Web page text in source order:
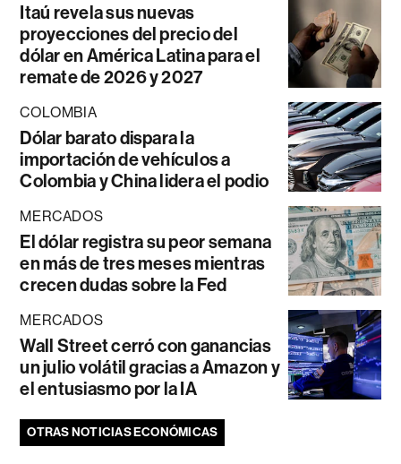
Itaú revela sus nuevas
proyecciones del precio del
dólar en América Latina para el
remate de 2026 y 2027
COLOMBIA
Dólar barato dispara la
importación de vehículos a
Colombia y China lidera el podio
MERCADOS
El dólar registra su peor semana
en más de tres meses mientras
crecen dudas sobre la Fed
MERCADOS
Wall Street cerró con ganancias
un julio volátil gracias a Amazon y
el entusiasmo por la IA
OTRAS NOTICIAS ECONÓMICAS